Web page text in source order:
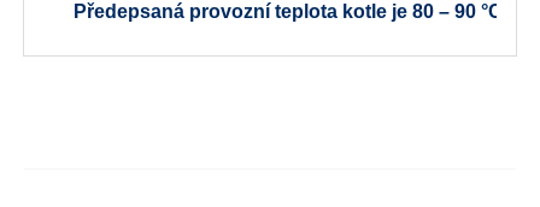
Předepsaná provozní teplota kotle je 80 – 90 °C.